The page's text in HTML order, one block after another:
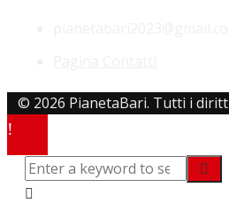
© 2026 PianetaBari. Tutti i